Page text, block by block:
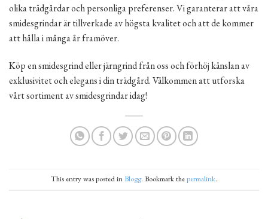
olika trädgårdar och personliga preferenser. Vi garanterar att våra
smidesgrindar är tillverkade av högsta kvalitet och att de kommer
att hålla i många år framöver.
Köp en smidesgrind eller järngrind från oss och förhöj känslan av
exklusivitet och elegans i din trädgård. Välkommen att utforska
vårt sortiment av smidesgrindar idag!
This entry was posted in Blogg. Bookmark thepermalink.